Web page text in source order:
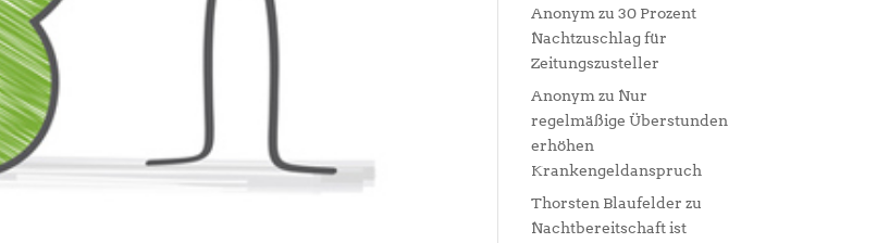
Anonym zu30 Prozent
Nachtzuschlag für
Zeitungszusteller
Anonym zu Nur
regelmäßige Überstunden
erhöhen
Krankengeldanspruch
Thorsten Blaufelder zu
Nachtbereitschaft ist